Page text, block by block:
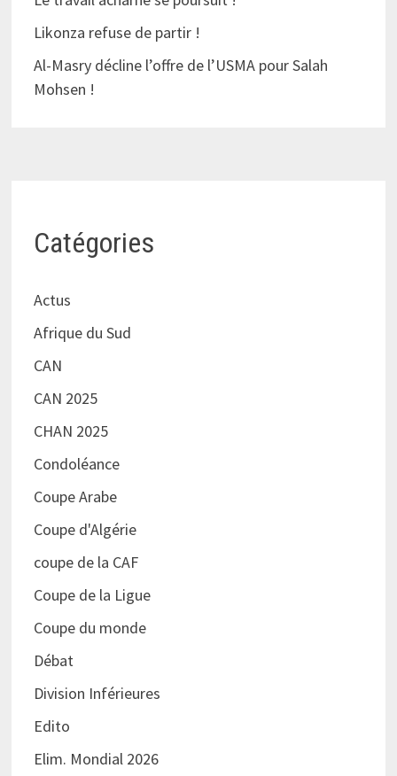
Likonza refuse de partir !
Al-Masry décline l’offre de l’USMA pour Salah
Mohsen !
Catégories
Actus
Afrique du Sud
CAN
CAN 2025
CHAN 2025
Condoléance
Coupe Arabe
Coupe d'Algérie
coupe de la CAF
Coupe de la Ligue
Coupe du monde
Débat
Division Inférieures
Edito
Elim. Mondial 2026